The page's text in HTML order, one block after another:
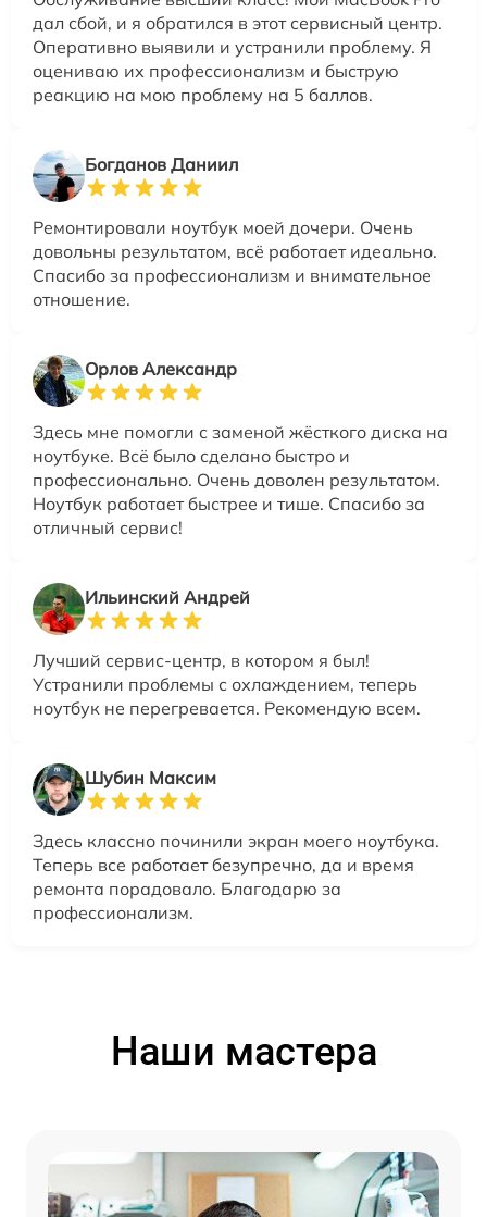
дал сбой, и я обратился в этот сервисный центр.
Оперативно выявили и устранили проблему. Я
оцениваю их профессионализм и быструю
реакцию на мою проблему на 5 баллов.
Богданов Даниил
Ремонтировали ноутбук моей дочери. Очень
довольны результатом, всё работает идеально.
Спасибо за профессионализм и внимательное
отношение.
Орлов Александр
Здесь мне помогли с заменой жёсткого диска на
ноутбуке. Всё было сделано быстро и
профессионально. Очень доволен результатом.
Ноутбук работает быстрее и тише. Спасибо за
отличный сервис!
Ильинский Андрей
Лучший сервис-центр, в котором я был!
Устранили проблемы с охлаждением, теперь
ноутбук не перегревается. Рекомендую всем.
Шубин Максим
Здесь классно починили экран моего ноутбука.
Теперь все работает безупречно, да и время
ремонта порадовало. Благодарю за
профессионализм.
Наши мастера